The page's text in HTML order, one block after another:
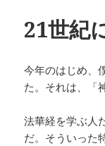
21世紀
今年のはじめ、
た。それは、「
法華経を学ぶ人
だ。そういった